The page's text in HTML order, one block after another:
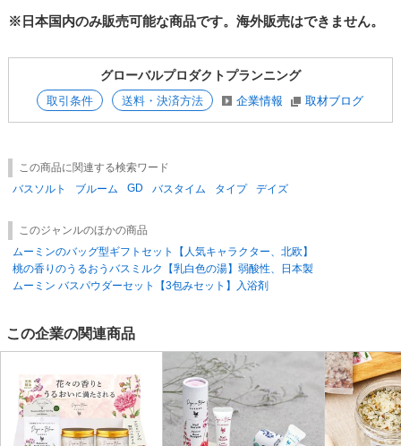
用になれない場合があります。お使いの機種の説明書を確認の上ご使用く
●天然大理石浴槽の場合は光沢が失われる場合があります。
●ご使用後の追い焚きはおやめください。
●本品は繰り返しの使用はできません。
●入浴後はご使用になったメッシュバッグを浴槽から取り出し、浴室内に
放置しないでください。また、残り湯はその日の内に流し、風呂釜内部や
●残り湯での洗濯はおやめください。
●開封後はすぐにお使いください。
●浴用以外の用途には使用しないでください。また、本品と他の入浴料等
●高温多湿、直射日光を避け、乳幼児の手の届かないところで保管してく
ださい。
※日本国内のみ販売可能な商品です。海外販売はできません。
グローバルプロダクトプランニング
取引条件 送料・決済方法 企業情報 取材ブログ
この商品に関連する検索ワード
バスソルト
ブルーム GD バスタイム タイプ デイズ
このジャンルのほかの商品
ムーミンのバッグ型ギフトセット【人気キャラクター、北欧】
桃の香りのうるおうバスミルク【乳白色の湯】弱酸性、日本製
ムーミン バスパウダーセット【3包みセット】入浴剤
この企業の関連商品